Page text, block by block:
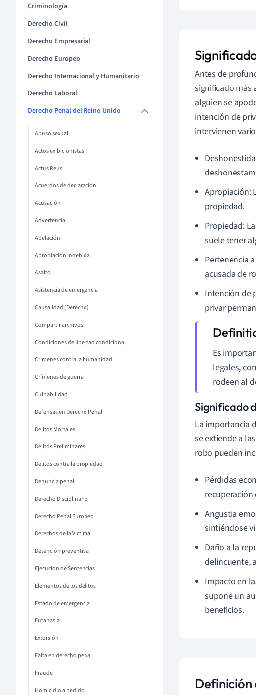
Criminología
Derecho Civil
Derecho Empresarial
Derecho Europeo
Derecho Internacional y Humanitario
Derecho Laboral
Derecho Penal del Reino Unido
Abuso sexual
Actos exibicionistas
Actus Reus
Acuerdos de declaración
Acusación
Advertencia
Apelación
Apropiación indebida
Asalto
Asistencia de emergencia
Causalidad (Derecho)
Compartir archivos
Condiciones de libertad condicional
Crímenes contra la humanidad
Crímenes de guerra
Culpabilidad
Defensas en Derecho Penal
Delitos Mortales
Delitos Preliminares
Delitos contra la propiedad
Denuncia penal
Derecho Disciplinario
Derecho Penal Europeo
Derechos de la Víctima
Detención preventiva
Ejecución de Sentencias
Elementos de los delitos
Estado de emergencia
Eutanasia
Extorsión
Falta en derecho penal
Fraude
Homicidio a pedido
Antes de
significado más
alguien se
intención de
intervienen
Apropiación:
propiedad.
Propiedad:
suele tener
Pertenencia
acusada de
Intención de
privar
Es
legales,
rodeen al
Significado
La importancia
se extiende a
robo pueden
Pérdidas
Angustia
sintiéndose
Daño a la
delincuente,
Impacto en
supone un
beneficios.
Definición